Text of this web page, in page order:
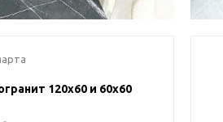
120х60 и 60х60